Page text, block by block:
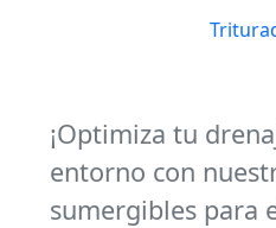
¡Optimiza tu
entorno con
sumergibles para